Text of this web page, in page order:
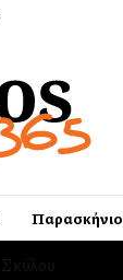
Παρασκήνιο